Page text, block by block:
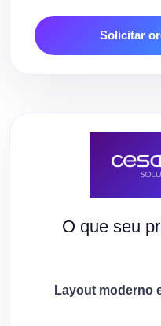
Solicitar
O que seu
Layout moderno